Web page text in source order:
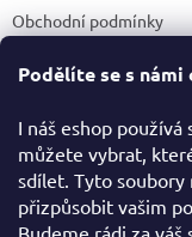
Podělíte se s námi
I náš eshop používá
můžete vybrat,
sdílet. Tyto soubory
přizpůsobit vašim
Budeme rádi za váš
Obchodní podmínky
Certifikace a označení
Facebook